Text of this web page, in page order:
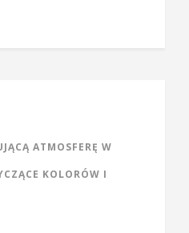
ATMOSFERĘ W
KOLORÓW I